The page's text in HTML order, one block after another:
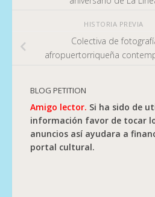
HISTORIA PREVIA
Colectiva de
afropuertorriqueña
BLOG PETITION
Amigo lector. Si ha sido de
información favor de tocar
anuncios así ayudara a
portal cultural.